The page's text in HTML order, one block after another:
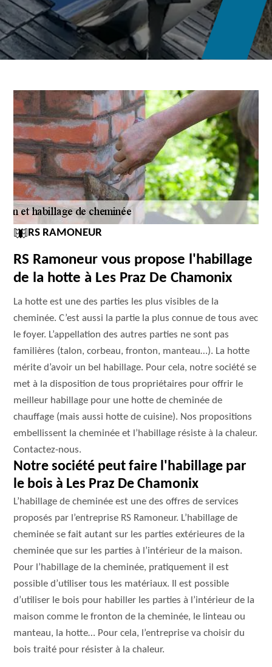
RS RAMONEUR
RS Ramoneur vous propose l'habillage
de la hotte à Les Praz De Chamonix
La hotte est une des parties les plus visibles de la
cheminée. C’est aussi la partie la plus connue de tous avec
le foyer. L’appellation des autres parties ne sont pas
familières (talon, corbeau, fronton, manteau…). La hotte
mérite d’avoir un bel habillage. Pour cela, notre société se
met à la disposition de tous propriétaires pour offrir le
meilleur habillage pour une hotte de cheminée de
chauffage (mais aussi hotte de cuisine). Nos propositions
embellissent la cheminée et l’habillage résiste à la chaleur.
Contactez-nous.
Notre société peut faire l'habillage par
le bois à Les Praz De Chamonix
L’habillage de cheminée est une des offres de services
proposés par l’entreprise RS Ramoneur. L’habillage de
cheminée se fait autant sur les parties extérieures de la
cheminée que sur les parties à l’intérieur de la maison.
Pour l’habillage de la cheminée, pratiquement il est
possible d’utiliser tous les matériaux. Il est possible
d’utiliser le bois pour habiller les parties à l’intérieur de la
maison comme le fronton de la cheminée, le linteau ou
manteau, la hotte… Pour cela, l’entreprise va choisir du
bois traité pour résister à la chaleur.